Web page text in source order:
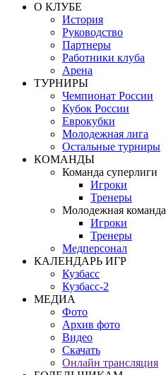
О КЛУБЕ
История
Руководство
Партнеры
Работники клуба
Арена
ТУРНИРЫ
Чемпионат России
Кубок России
Еврокубки
Молодежная лига
Остальные турниры
КОМАНДЫ
Команда суперлиги
Игроки
Тренеры
Молодежная команда
Игроки
Тренеры
Медперсонал
КАЛЕНДАРЬ ИГР
Кузбасс
Кузбасс-2
МЕДИА
Фото
Архив фото
Видео
Скачать
Онлайн трансляция